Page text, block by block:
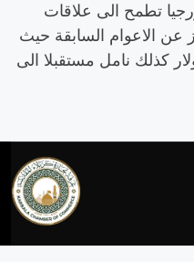
تطمح الى علاقات
عن الاعوام السابقة حيث
كذلك نامل مستقبلا الى
غرفة